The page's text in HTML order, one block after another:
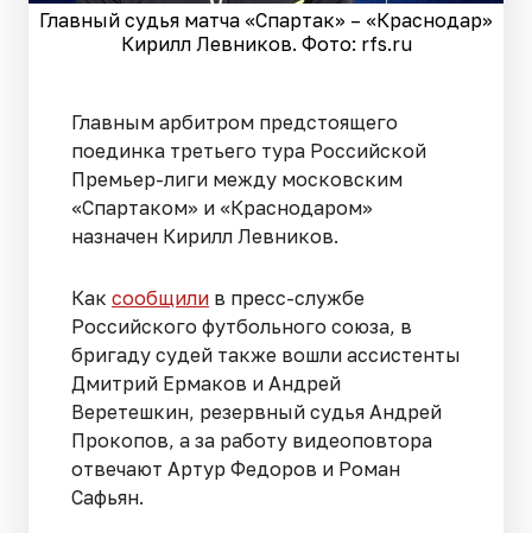
Главный судья матча «Спартак» – «Краснодар»
Кирилл Левников. Фото: rfs.ru
Главным арбитром предстоящего
поединка третьего тура Российской
Премьер-лиги между московским
«Спартаком» и «Краснодаром»
назначен Кирилл Левников.
Как сообщили в пресс-службе
Российского футбольного союза, в
бригаду судей также вошли ассистенты
Дмитрий Ермаков и Андрей
Веретешкин, резервный судья Андрей
Прокопов, а за работу видеоповтора
отвечают Артур Федоров и Роман
Сафьян.